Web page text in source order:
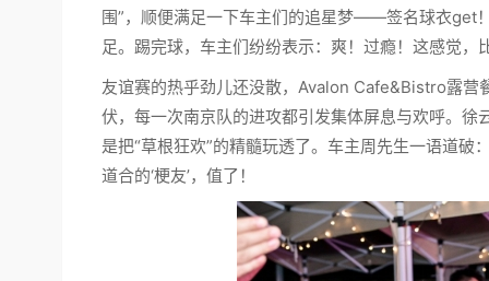
围”，顺便满足一下车主们的追星梦——签名球衣get
足。踢完球，车主们纷纷表示：爽！过瘾！这感觉，
友谊赛的热乎劲儿还没散，Avalon Cafe&Bistro露营
伏，每一次南京队的进攻都引发集体屏息与欢呼。
是把“草根狂欢”的精髓玩透了。车主周先生一语道
道合的‘梗友’，值了！